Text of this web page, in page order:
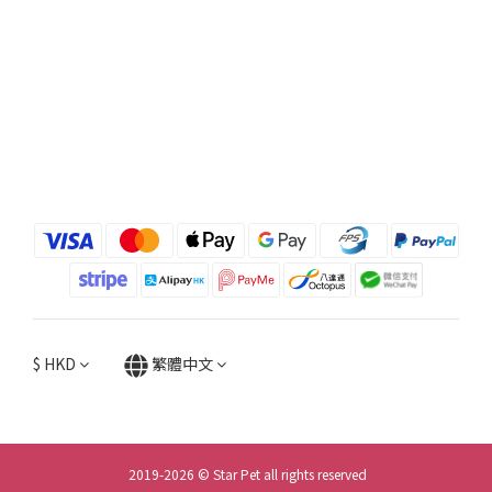
$ HKD 繁體中文
2019-2026 © Star Pet all rights reserved